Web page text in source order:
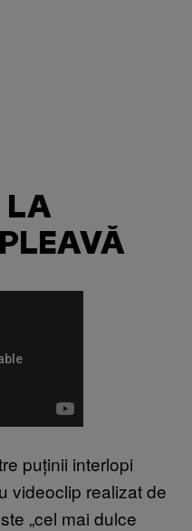
LA
puținii interlopi
videoclip realizat de
„cel mai dulce